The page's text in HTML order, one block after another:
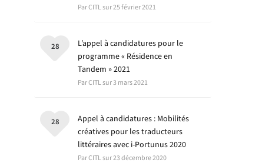
Par CITL sur 25 février 2021
L’appel à candidatures pour le
programme « Résidence en
Tandem » 2021
Par CITL sur 3 mars 2021
28
Appel à candidatures : Mobilités
créatives pour les traducteurs
littéraires avec i-Portunus 2020
Par CITL sur 23 décembre 2020
28